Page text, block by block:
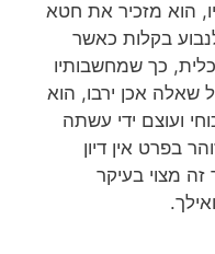
הוא מזכיר את חטא
בקלות כאשר
כך שמחשבותיו
שאלה אכן ירבו, הוא
ועוצם ידי עשתה
בפרט אין דיון
מצוי בעיקר